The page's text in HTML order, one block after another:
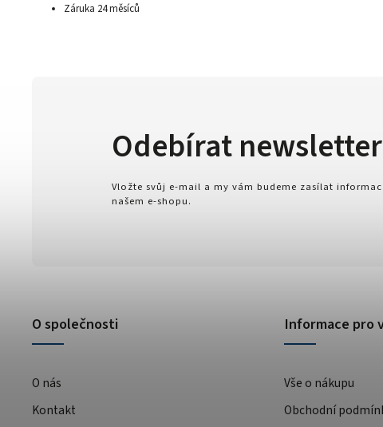
Záruka 24 měsíců
O společnosti
O nás
Kontakt
Informace pro
Vše o nákupu
Obchodní
Odebírat newsletter
Vložte svůj e-mail a my vám budeme zasílat
našem e-shopu.